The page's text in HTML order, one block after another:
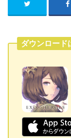
ダウンロード